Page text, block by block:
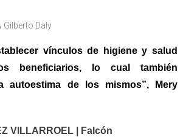
Gilberto Daly
vínculos de higiene y salud
beneficiarios, lo cual también
autoestima de los mismos”, Mery
VILLARROEL | Falcón